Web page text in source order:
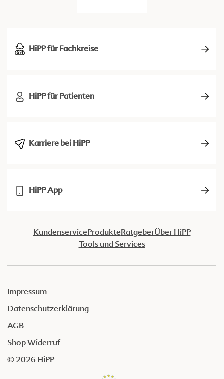
HiPP für Fachkreise
HiPP für Patienten
Karriere bei HiPP
HiPP App
KundenserviceProdukteRatgeberÜber HiPP
Tools und Services
Impressum
Datenschutzerklärung
AGB
Shop Widerruf
© 2026 HiPP